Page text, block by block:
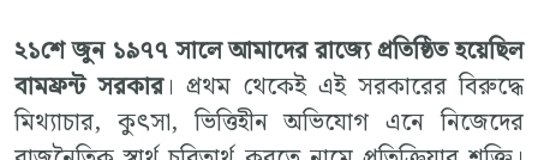
২১শে জুন ১৯৭৭ সালে আমাদের রাজ্যে প্রতিষ্ঠিত হয়েছিল
বামফ্রন্ট সরকার। প্রথম থেকেই এই সরকারের বিরুদ্ধে
মিথ্যাচার, কুৎসা, ভিত্তিহীন অভিযোগ এনে নিজেদের